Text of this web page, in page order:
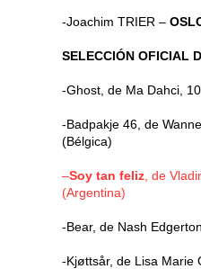
-Joachim TRIER –
SELECCIÓN OFICIAL
-Ghost, de Ma Dahci,
-Badpakje 46, de
(Bélgica)
–Soy tan feliz , de
(Argentina)
-Bear, de Nash
-Kjøttsår, de Lisa Marie